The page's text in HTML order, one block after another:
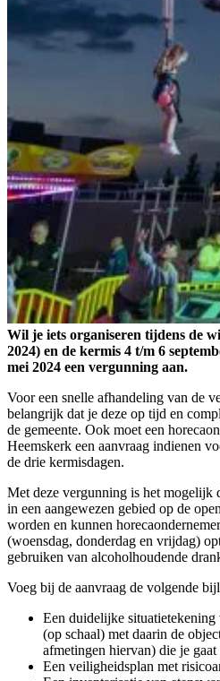
Wil je iets organiseren tijdens de
2024) en de kermis 4 t/m 6
mei 2024 een vergunning aan.
Voor een snelle afhandeling van de
belangrijk dat je deze op tijd en
de gemeente. Ook moet een
Heemskerk een aanvraag indienen
de drie kermisdagen.
Met deze vergunning is het mogelijk
in een aangewezen gebied op de
worden en kunnen
(woensdag, donderdag en vrijdag)
gebruiken van alcoholhoudende
Voeg bij de aanvraag de volgende
Een duidelijke situatietekening
(op schaal) met daarin de
afmetingen hiervan) die je gaat
Een veiligheidsplan met